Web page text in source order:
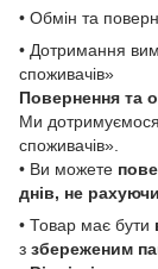
• Обмін та
• Дотримання
споживачів»
Повернення та
Ми
споживачів».
• Ви можете
днів, не
• Товар має бути
з збереженим